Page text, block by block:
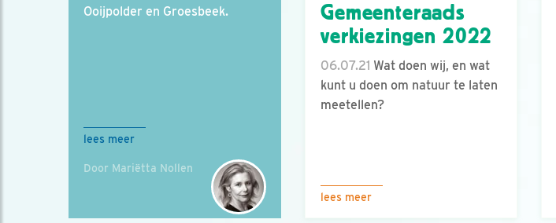
Ooijpolder en Groesbeek.
lees meer
Door Mariëtta Nollen
Gemeenteraads
verkiezingen 2022
06.07.21 Wat doen wij, en wat
kunt u doen om natuur te laten
meetellen?
lees meer